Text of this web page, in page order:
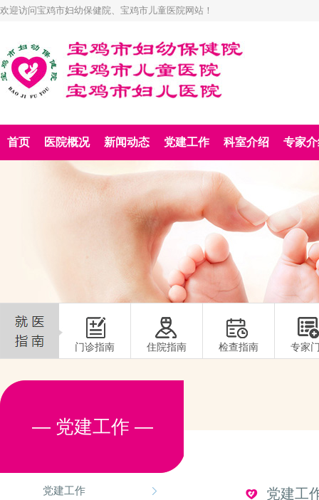
欢迎访问宝鸡市妇幼保健院、宝鸡市儿童医院网站！
首页 医院概况 新闻动态 党建工作 科室介绍 专家
门诊指南 住院指南 检查指南 专家
— 党建工作 —
党建工作 党建工